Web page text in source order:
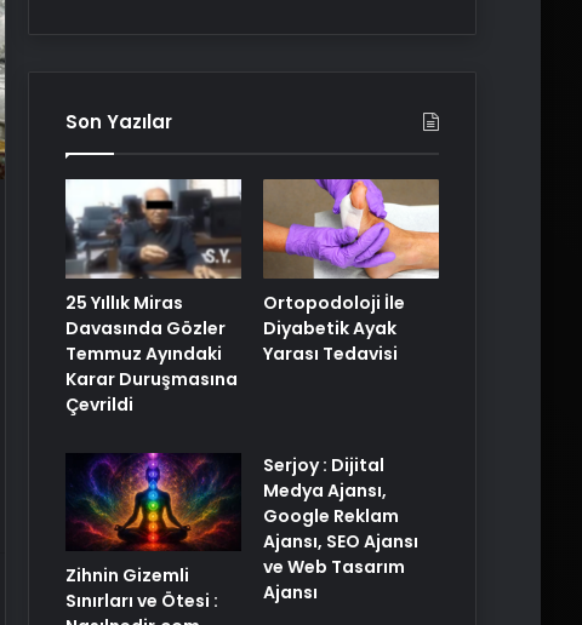
Son Yazılar
25 Yıllık Miras
Davasında Gözler
Temmuz Ayındaki
Karar Duruşmasına
Çevrildi
Ortopodoloji İle
Diyabetik Ayak
Yarası Tedavisi
Zihnin Gizemli
Sınırları ve Ötesi :
Serjoy : Dijital
Medya Ajansı,
Google Reklam
Ajansı, SEO Ajansı
ve Web Tasarım
Ajansı